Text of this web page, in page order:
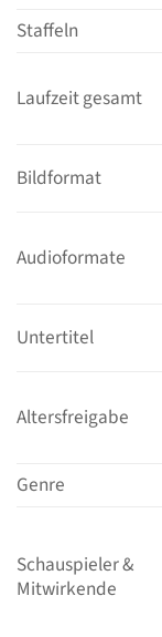
Staffeln
Laufzeit gesamt
Bildformat
Audioformate
Untertitel
Altersfreigabe
Genre
Schauspieler &
Mitwirkende